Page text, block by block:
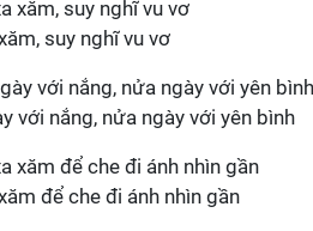
suy nghĩ vu vơ
với nắng, nửa ngày với yên bình
để che đi ánh nhìn gần